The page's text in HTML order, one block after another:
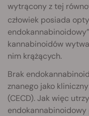
wytrącony z tej
człowiek posiada
kannabinoidów
nim krążących.
Brak
znanego jako
(CECD). Jak więc